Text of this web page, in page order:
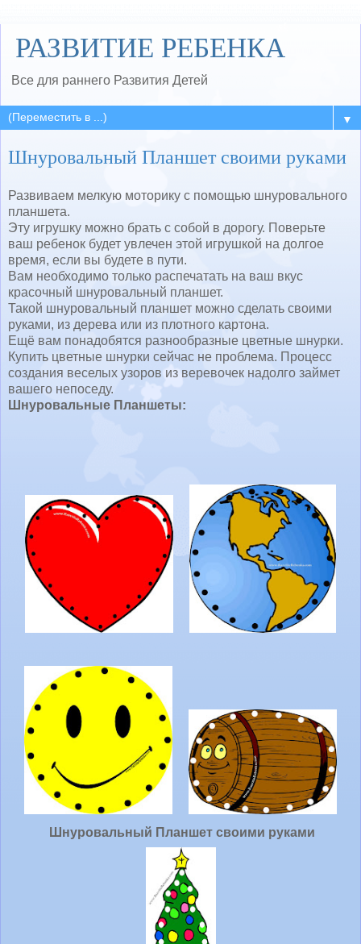
РАЗВИТИЕ РЕБЕНКА
Все для раннего Развития Детей
▼
Шнуровальный Планшет своими руками
Развиваем мелкую моторику с помощью шнуровального
планшета.
Эту игрушку можно брать с собой в дорогу. Поверьте
ваш ребенок будет увлечен этой игрушкой на долгое
время, если вы будете в пути.
Вам необходимо только распечатать на ваш вкус
красочный шнуровальный планшет.
Такой шнуровальный планшет можно сделать своими
руками, из дерева или из плотного картона.
Ещё вам понадобятся разнообразные цветные шнурки.
Купить цветные шнурки сейчас не проблема. Процесс
создания веселых узоров из веревочек надолго займет
вашего непоседу.
Шнуровальные Планшеты:
Шнуровальный Планшет своими руками